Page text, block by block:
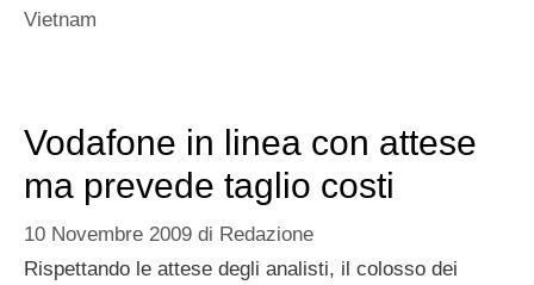
Vietnam
Vodafone in linea con attese
ma prevede taglio costi
10 Novembre 2009 di Redazione
Rispettando le attese degli analisti, il colosso dei